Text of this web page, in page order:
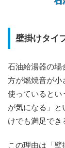
壁掛けタイ
石油給湯器の場
方が燃焼音が小
使っているとい
が気になる」と
けでも満足でき
この理由は「